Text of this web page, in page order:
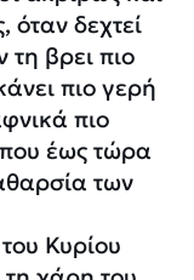
όταν δεχτεί
βρει πιο
πιο γερή
πιο
που έως τώρα
των
Κυρίου